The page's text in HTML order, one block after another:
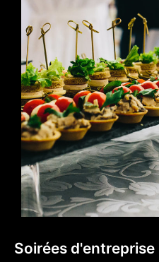
Soirées d'entreprise